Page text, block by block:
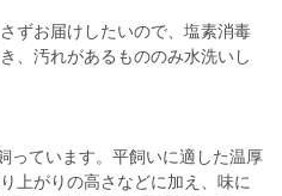
ずお届けしたいので、塩素消毒
、汚れがあるもののみ水洗いし
っています。平飼いに適した温厚
上がりの高さなどに加え、味に